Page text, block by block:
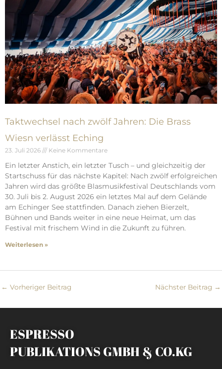
Taktwechsel nach zwölf Jahren: Die Brass
Wiesn verlässt Eching
23. Juli 2026 Keine Kommentare
Ein letzter Anstich, ein letzter Tusch – und gleichzeitig der
Startschuss für das nächste Kapitel: Nach zwölf erfolgreichen
Jahren wird das größte Blasmusikfestival Deutschlands vom
30. Juli bis 2. August 2026 ein letztes Mal auf dem Gelände
am Echinger See stattfinden. Danach ziehen Bierzelt,
Bühnen und Bands weiter in eine neue Heimat, um das
Festival mit frischem Wind in die Zukunft zu führen.
Weiterlesen »
← Vorheriger Beitrag Nächster Beitrag →
ESPRESSO
PUBLIKATIONS GMBH & CO.KG